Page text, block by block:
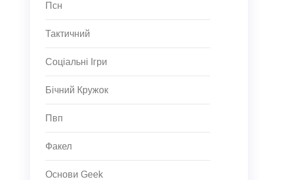
Псн
Тактичний
Соціальні Ігри
Бічний Кружок
Пвп
Факел
Основи Geek